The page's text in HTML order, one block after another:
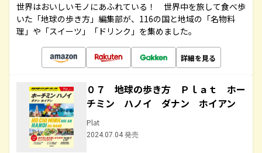
世界はおいしいモノにあふれている！ 世界中を旅して食べ歩
いた「地球の歩き方」編集部が、116の国と地域の「名物料
理」や「スイーツ」「ドリンク」を集めました。
詳細を見る
０７ 地球の歩き方 Ｐｌａｔ ホー
チミン ハノイ ダナン ホイアン
Plat
2024.07.04 発売